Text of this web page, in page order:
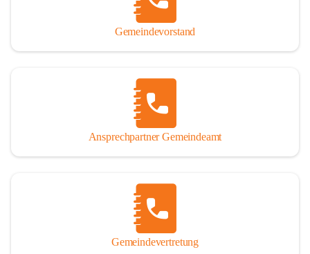
Gemeindevorstand
Ansprechpartner Gemeindeamt
Gemeindevertretung